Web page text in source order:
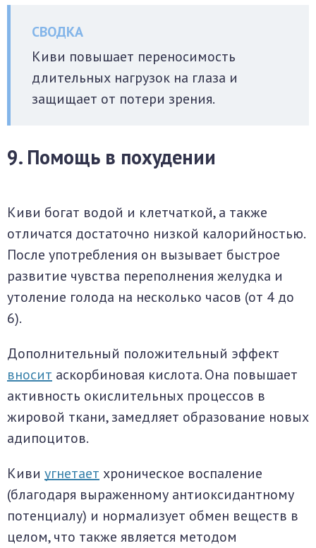
Киви повышает переносимость
длительных нагрузок на глаза и
защищает от потери зрения.
9. Помощь в похудении
Киви богат водой и клетчаткой, а также
отличатся достаточно низкой калорийностью.
После употребления он вызывает быстрое
развитие чувства переполнения желудка и
утоление голода на несколько часов (от 4 до
6).
Дополнительный положительный эффект
вносит аскорбиновая кислота. Она повышает
активность окислительных процессов в
жировой ткани, замедляет образование новых
адипоцитов.
Киви угнетает хроническое воспаление
(благодаря выраженному антиоксидантному
потенциалу) и нормализует обмен веществ в
целом, что также является методом